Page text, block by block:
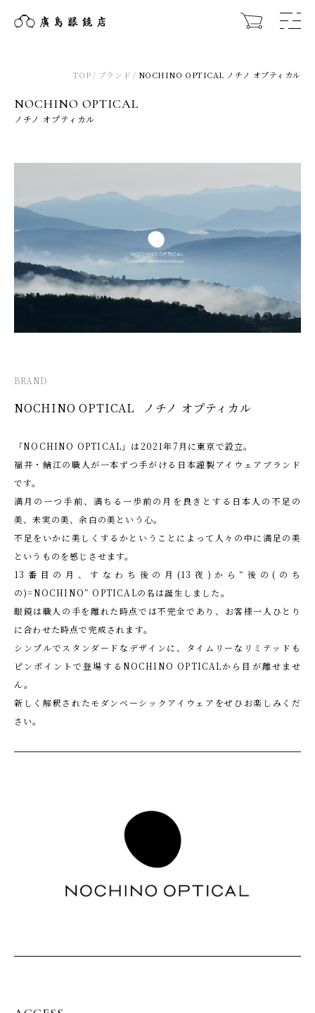
TOP ブランド NOCHINO OPTICAL ノチノ オプティカル
NOCHINO OPTICAL
ノチノ オプティカル
BRAND
NOCHINO OPTICAL ノチノ オプティカル
「NOCHINO OPTICAL」は2021年7月に東京で設立。
福井・鯖江の職人が一本ずつ手がける日本謹製アイウェアブランド
です。
満月の一つ手前、満ちる一歩前の月を良きとする日本人の不足の
美、未実の美、余白の美という心。
不足をいかに美しくするかということによって人々の中に満足の美
というものを感じさせます。
13番目の月、すなわち後の月(13夜)から“後の(のち
の)=NOCHINO” OPTICALの名は誕生しました。
眼鏡は職人の手を離れた時点では不完全であり、お客様一人ひとり
に合わせた時点で完成されます。
シンプルでスタンダードなデザインに、タイムリーなリミテッドも
ピンポイントで登場するNOCHINO OPTICALから目が離せませ
ん。
新しく解釈されたモダンベーシックアイウェアをぜひお楽しみくだ
さい。